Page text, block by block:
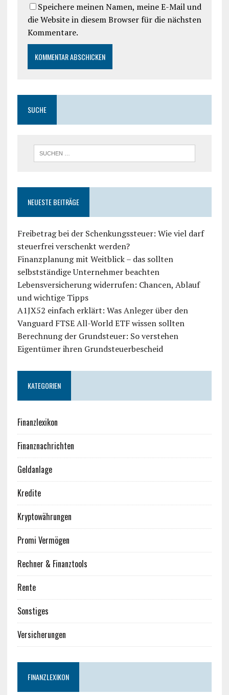
Speichere meinen Namen, meine E-Mail und
die Website in diesem Browser für die nächsten
Kommentare.
SUCHE
NEUESTE BEITRÄGE
Freibetrag bei der Schenkungssteuer: Wie viel darf
steuerfrei verschenkt werden?
Finanzplanung mit Weitblick – das sollten
selbstständige Unternehmer beachten
Lebensversicherung widerrufen: Chancen, Ablauf
und wichtige Tipps
A1JX52 einfach erklärt: Was Anleger über den
Vanguard FTSE All-World ETF wissen sollten
Berechnung der Grundsteuer: So verstehen
Eigentümer ihren Grundsteuerbescheid
KATEGORIEN
Finanzlexikon
Finanznachrichten
Geldanlage
Kredite
Kryptowährungen
Promi Vermögen
Rechner & Finanztools
Rente
Sonstiges
Versicherungen
FINANZLEXIKON